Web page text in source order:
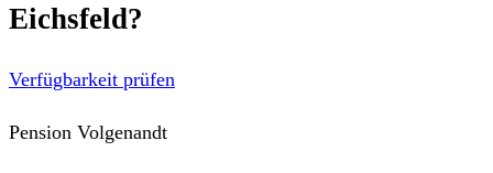
Eichsfeld?
Verfügbarkeit prüfen
Pension Volgenandt